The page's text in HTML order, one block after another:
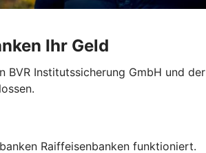
Ihr Geld
Institutssicherung GmbH und
Raiffeisenbanken funktioniert.